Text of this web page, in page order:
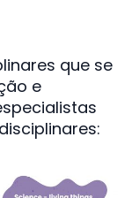
que se
e